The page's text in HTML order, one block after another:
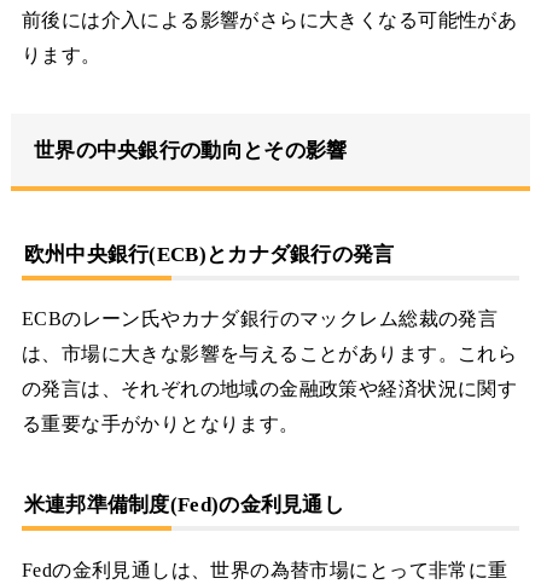
前後には介入による影響がさらに大きくなる可能性があ
ります。
世界の中央銀行の動向とその影響
欧州中央銀行(ECB)とカナダ銀行の発言
ECBのレーン氏やカナダ銀行のマックレム総裁の発言
は、市場に大きな影響を与えることがあります。これら
の発言は、それぞれの地域の金融政策や経済状況に関す
る重要な手がかりとなります。
米連邦準備制度(Fed)の金利見通し
Fedの金利見通しは、世界の為替市場にとって非常に重